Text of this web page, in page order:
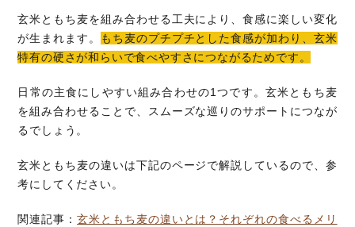
玄米ともち麦を組み合わせる工夫により、食感に楽しい変化
が生まれます。
もち麦のプチプチとした食感が加わり、玄米
特有の硬さが和らいで食べやすさにつながるためです。
日常の主食にしやすい組み合わせの1つです。玄米ともち麦
を組み合わせることで、スムーズな巡りのサポートにつなが
るでしょう。
玄米ともち麦の違いは下記のページで解説しているので、参
考にしてください。
関連記事：玄米ともち麦の違いとは？それぞれの食べるメリ